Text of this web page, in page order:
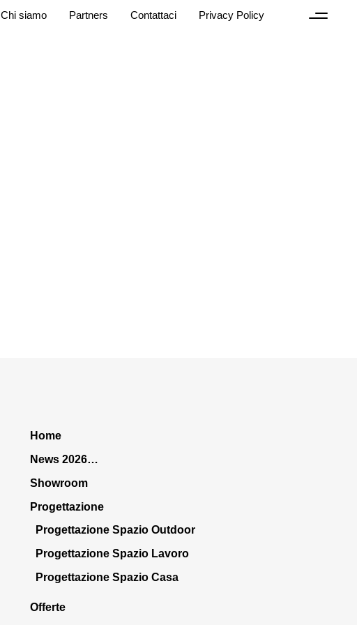
Chi siamo Partners Contattaci Privacy Policy
Home
News 2026…
Showroom
Progettazione
Progettazione Spazio Outdoor
Progettazione Spazio Lavoro
Progettazione Spazio Casa
Offerte